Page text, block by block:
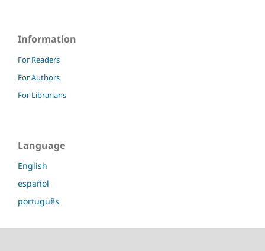
Information
For Readers
For Authors
For Librarians
Language
English
español
português